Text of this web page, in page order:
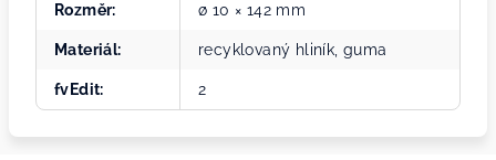
Rozměr: ø 10 × 142 mm
Materiál: recyklovaný hliník, guma
fvEdit: 2